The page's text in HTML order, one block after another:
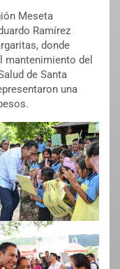
Meseta
Ramírez
donde
mantenimiento del
de Santa
una